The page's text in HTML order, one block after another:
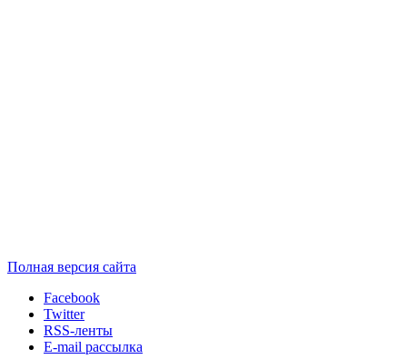
Полная версия сайта
Facebook
Twitter
RSS-ленты
E-mail рассылка